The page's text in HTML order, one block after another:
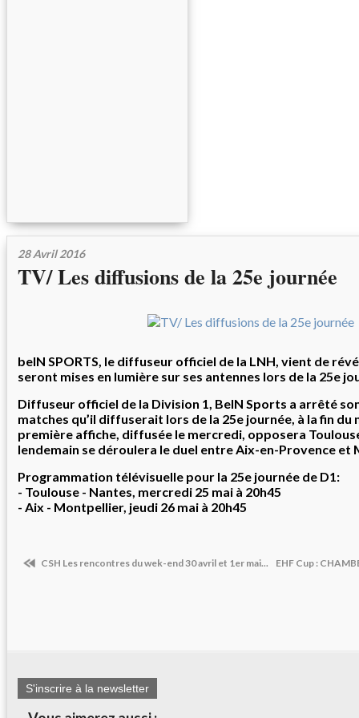
28 Avril 2016
TV/ Les diffusions de la 25e journée
beIN SPORTS, le diffuseur officiel de la LNH, vient de
seront mises en lumière sur ses antennes lors de la 25e
Diffuseur officiel de la Division 1, BeIN Sports a arrêté
matches qu’il diffuserait lors de la 25e journée, à la fin du
première affiche, diffusée le mercredi, opposera
lendemain se déroulera le duel entre Aix-en-Provence
Programmation télévisuelle pour la 25e journée de D1:
- Toulouse - Nantes, mercredi 25 mai à 20h45
- Aix - Montpellier, jeudi 26 mai à 20h45
CSH Les rencontres du wek-end 30 avril et 1er mai... EHF Cup :
S'inscrire à la newsletter